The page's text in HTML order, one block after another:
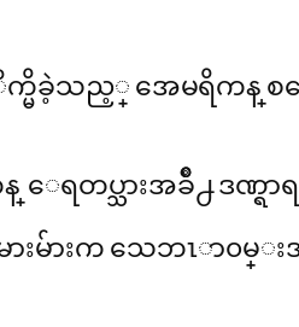
က္မိခဲ့သည့္ အေမရိကန္
ေရတပ္သားအခ်ိဳ႕ ဒဏ္ရ
းမ်ားက သေဘၤာ၀မ္း